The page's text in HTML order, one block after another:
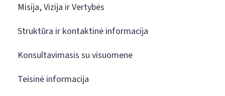
Misija, Vizija ir Vertybės
Struktūra ir kontaktinė informacija
Konsultavimasis su visuomene
Teisinė informacija